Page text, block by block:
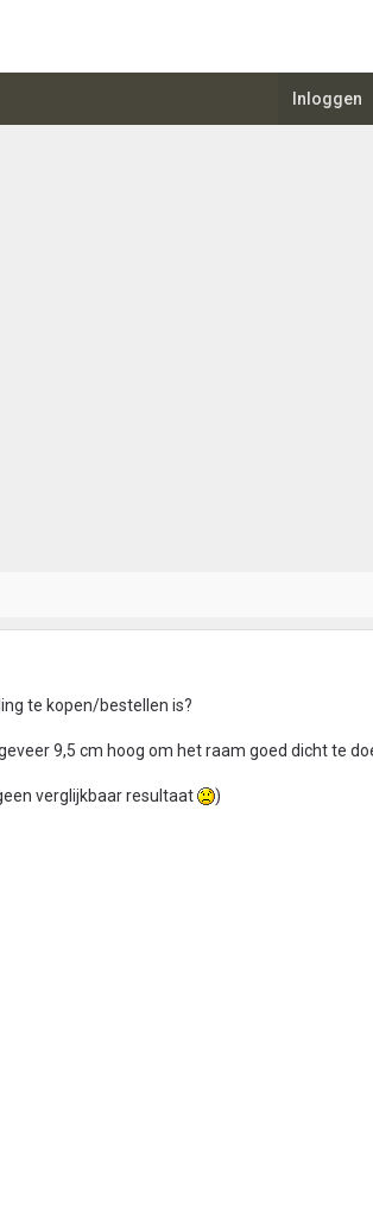
Inloggen
te kopen/bestellen is?
9,5 cm hoog om het raam goed dicht te
verglijkbaar resultaat
)